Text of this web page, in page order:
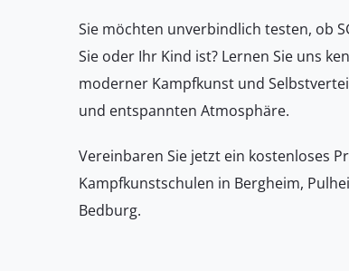
Sie möchten unverbindlich testen, ob
Sie oder Ihr Kind ist? Lernen Sie uns
moderner Kampfkunst und
und entspannten Atmosphäre.
Vereinbaren Sie jetzt ein kostenloses
Kampfkunstschulen in Bergheim,
Bedburg.